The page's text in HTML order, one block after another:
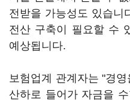
전받을 가능성도 있습니
전산 구축이 필요할 수
예상됩니다.
보험업계 관계자는 "경
산하로 들어가 자금을